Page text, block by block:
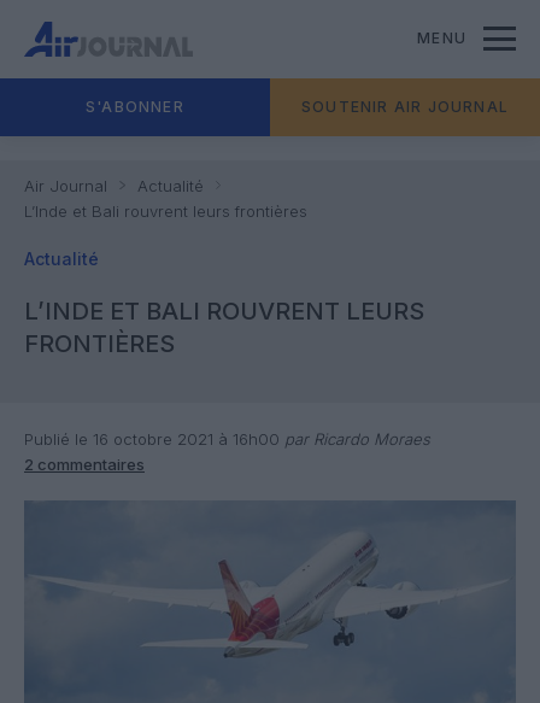
MENU
S'ABONNER SOUTENIR AIR JOURNAL
Air Journal
Actualité
L’Inde et Bali rouvrent leurs frontières
Actualité
L’INDE ET BALI ROUVRENT LEURS
FRONTIÈRES
Publié le 16 octobre 2021 à 16h00 par Ricardo Moraes
2 commentaires